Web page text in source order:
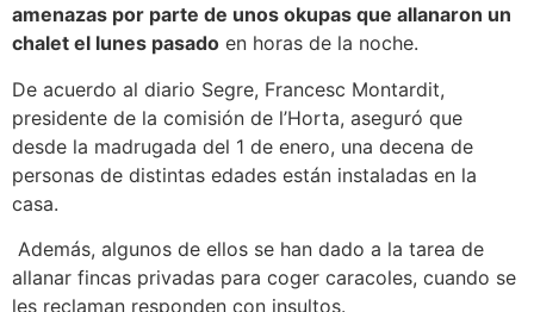
amenazas por parte de unos okupas que allanaron un
chalet el lunes pasado en horas de la noche.
De acuerdo al diario Segre, Francesc Montardit,
presidente de la comisión de l’Horta, aseguró que
desde la madrugada del 1 de enero, una decena de
personas de distintas edades están instaladas en la
casa.
Además, algunos de ellos se han dado a la tarea de
allanar fincas privadas para coger caracoles, cuando se
les reclaman responden con insultos.